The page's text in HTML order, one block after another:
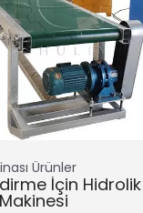
Ürünler
İçin